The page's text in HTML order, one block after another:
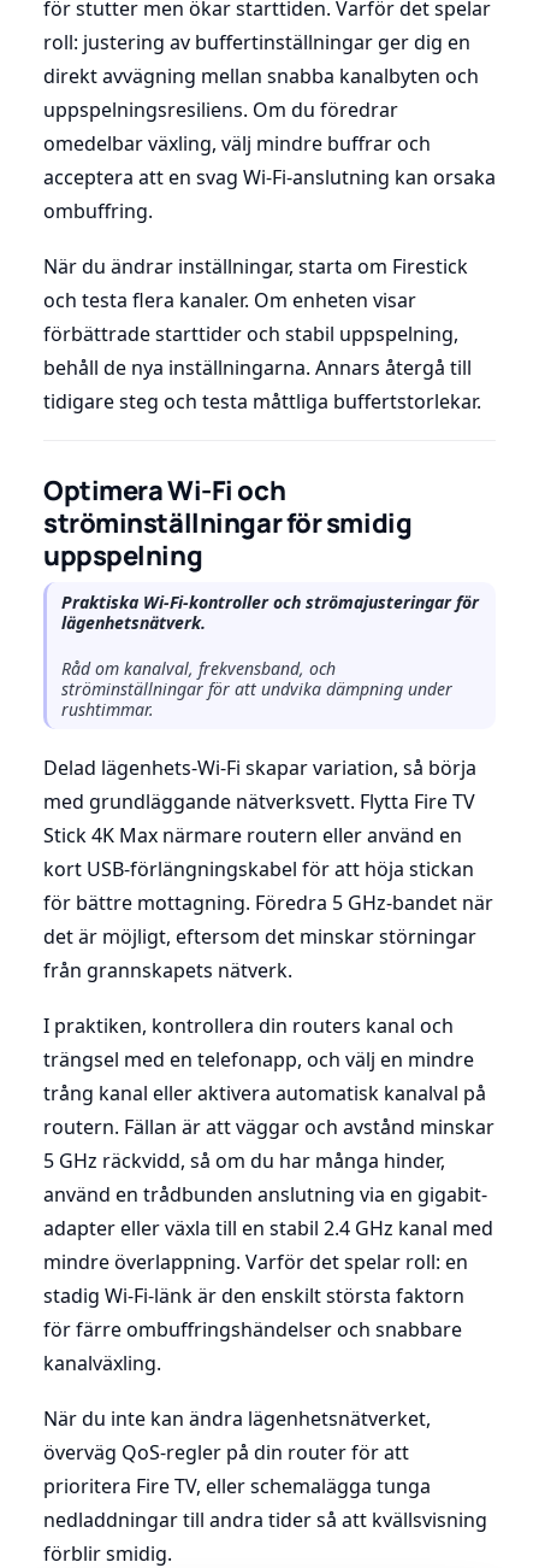
för stutter men ökar starttiden. Varför det spelar
roll: justering av buffertinställningar ger dig en
direkt avvägning mellan snabba kanalbyten och
uppspelningsresiliens. Om du föredrar
omedelbar växling, välj mindre buffrar och
acceptera att en svag Wi-Fi-anslutning kan orsaka
ombuffring.
När du ändrar inställningar, starta om Firestick
och testa flera kanaler. Om enheten visar
förbättrade starttider och stabil uppspelning,
behåll de nya inställningarna. Annars återgå till
tidigare steg och testa måttliga buffertstorlekar.
Optimera Wi-Fi och
ströminställningar för smidig
uppspelning
Praktiska Wi-Fi-kontroller och strömajusteringar för
lägenhetsnätverk.
Råd om kanalval, frekvensband, och
ströminställningar för att undvika dämpning under
rushtimmar.
Delad lägenhets-Wi-Fi skapar variation, så börja
med grundläggande nätverksvett. Flytta Fire TV
Stick 4K Max närmare routern eller använd en
kort USB-förlängningskabel för att höja stickan
för bättre mottagning. Föredra 5 GHz-bandet när
det är möjligt, eftersom det minskar störningar
från grannskapets nätverk.
I praktiken, kontrollera din routers kanal och
trängsel med en telefonapp, och välj en mindre
trång kanal eller aktivera automatisk kanalval på
routern. Fällan är att väggar och avstånd minskar
5 GHz räckvidd, så om du har många hinder,
använd en trådbunden anslutning via en gigabit-
adapter eller växla till en stabil 2.4 GHz kanal med
mindre överlappning. Varför det spelar roll: en
stadig Wi-Fi-länk är den enskilt största faktorn
för färre ombuffringshändelser och snabbare
kanalväxling.
När du inte kan ändra lägenhetsnätverket,
överväg QoS-regler på din router för att
prioritera Fire TV, eller schemalägga tunga
nedladdningar till andra tider så att kvällsvisning
förblir smidig.